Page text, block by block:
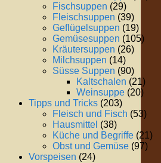
Fischsuppen (29)
Fleischsuppen (39)
Geflügelsuppen (19)
Gemüsesuppen (105)
Kräutersuppen (26)
Milchsuppen (14)
Süsse Suppen (90)
Kaltschalen (21)
Weinsuppe (20)
Tipps und Tricks (203)
Fleisch und Fisch (53)
Hausmittel (38)
Küche und Begriffe (21)
Obst und Gemüse (97)
Vorspeisen (24)